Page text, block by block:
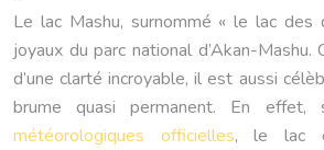
Le lac Mashu, surnommé « le lac des
joyaux du parc national d’Akan-Mashu.
d’une clarté incroyable, il est aussi
brume quasi permanent. En effet,
météorologiques officielles, le lac